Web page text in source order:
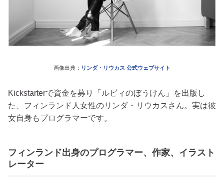
画像出典： リンダ・リウカス 公式ウェブサイト
Kickstarterで資金を募り「ルビィのぼうけん」を出版し
た、フィンランド人女性のリンダ・リウカスさん。実は彼
女自身もプログラマーです。
フィンランド出身のプログラマー、作家、イラスト
レーター